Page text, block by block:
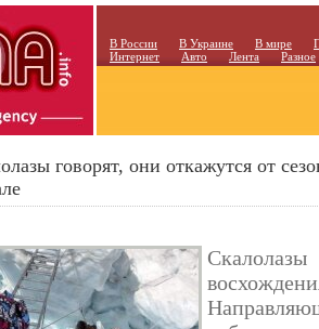
В России В Украине В мире
Интернет
Авто Лента Разное
говорят, они откажутся от